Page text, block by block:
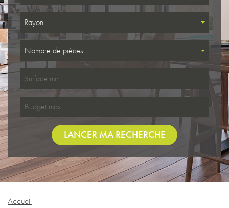
Rayon
Nombre de pièces
LANCER MA RECHERCHE
Accueil